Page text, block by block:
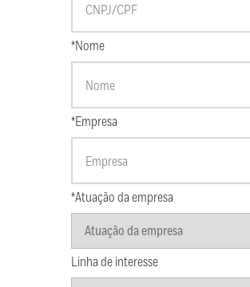
*Nome
*Empresa
*Atuação da empresa
Linha de interesse